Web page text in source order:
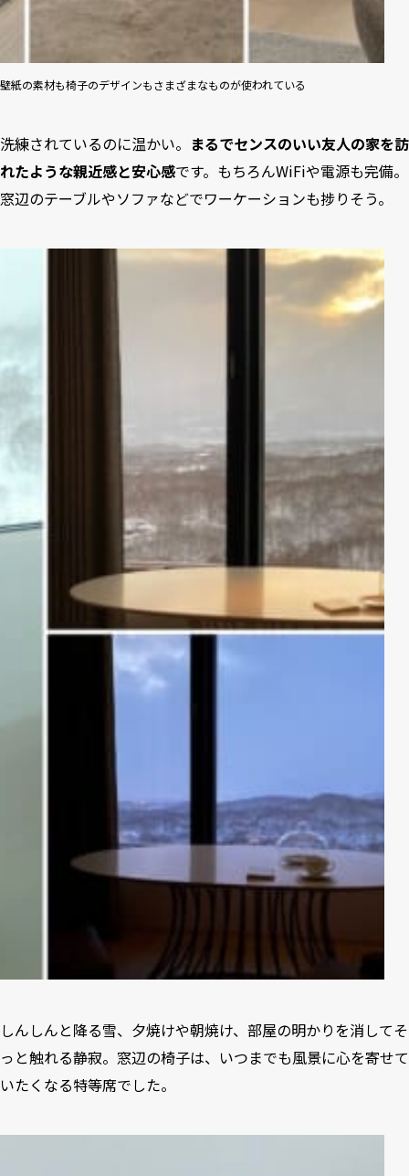
壁紙の素材も椅子のデザインもさまざまなものが使われている
洗練されているのに温かい。 まるでセンスのいい友人の家を訪
れたような親近感と安心感です。もちろんWiFiや電源も完備。
窓辺のテーブルやソファなどでワーケーションも捗りそう。
しんしんと降る雪、夕焼けや朝焼け、部屋の明かりを消してそ
っと触れる静寂。窓辺の椅子は、いつまでも風景に心を寄せて
いたくなる特等席でした。